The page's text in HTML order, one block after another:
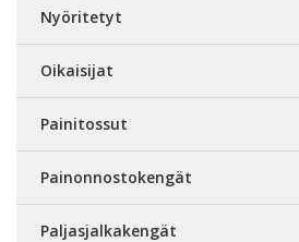
Nyöritetyt
Oikaisijat
Painitossut
Painonnostokengät
Paljasjalkakengät